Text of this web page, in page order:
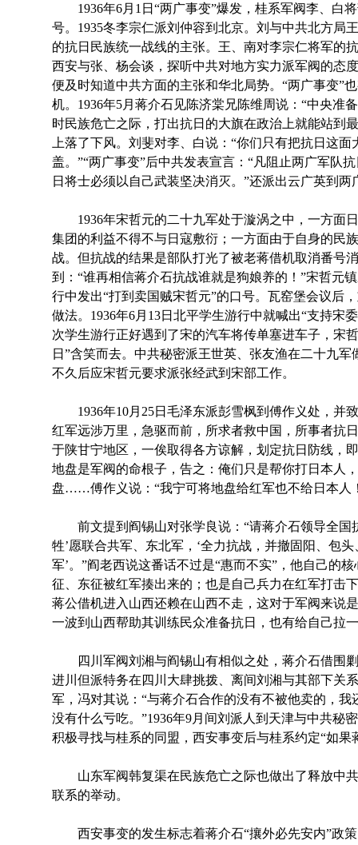
1936年6月1日“两广事变”爆发，桂系军阀李、白将
号。1935冬李宗仁派刘仲容到北京。刘与中共北方局
的抗日民族统一战线的主张。王、南对李宗仁将军的
西安与张、杨会谈，探听中共对地方实力派军阀的态
便及时知道中共方面的主张和华北局势。“两广事变”
机。1936年5月蒋介石见陈济棠兄陈维周说：“中央准
时民族危亡之际，打出抗日的大旗在政治上就能站到
上落了下风。刘斐对李、白说：“你们只有把抗日这
盖。”“两广事变”后中共发表宣言：“凡阻止两广军队
日将士必须以自己武装坚决消灭。”还派出云广英到两
1936年宋哲元的二十九军处于漩涡之中，一方面
集团的利益不得不与日寇敷衍；一方面由于自身的民
战。但抗战的结果是部队打光了被老蒋借机取消番号
到：“谁再相信蒋介石抗战谁就是狗娘养的！”宋哲元
行中发出“打到卖国贼宋哲元”的口号。瓦窑堡会议后
做法。1936年6月13日北平学生游行中就喊出“支持宋
次学生游行正好遇到了宋的汽车将传单塞进车子，宋
日”含笑而去。中共秘密派王世英、张友渔在二十九
不久后应宋哲元要求派张经武到宋部工作。
1936年10月25日毛泽东派彭雪枫到傅作义处，并
红军远涉万里，急驱而前，所求者救中国，所事者抗
于陕甘宁地区，一俟取得各方谅解，划定抗日防线，
地盘是军阀的命根子，告之：俺们只是帮你打日本人
盘……傅作义说：“我宁可将地盘给红军也不给日本人
前文提到阎锡山对张学良说：“请蒋介石领导全国
牲’愿联合共军、东北军，‘全力抗战，并撤固阳、包
军’。”阎老西说这番话不过是“惠而不实”，他自己的
征、东征被红军揍出来的；也是自己兵力在红军打击
蒋公借机进入山西还赖在山西不走，这对于军阀来说
一波到山西帮助其训练民众准备抗日，也有给自己拉
四川军阀刘湘与阎锡山有相似之处，蒋介石借围剿
进川但派特务在四川大肆挑拨、离间刘湘与其部下关
军，冯对其说：“与蒋介石合作的没有不被他卖的，
没有什么亏吃。”1936年9月间刘派人到天津与中共秘
积极寻找与桂系的同盟，西安事变后与桂系约定“如果
山东军阀韩复渠在民族危亡之际也做出了释放中共
联系的举动。
西安事变的发生标志着蒋介石“攘外必先安内”政策